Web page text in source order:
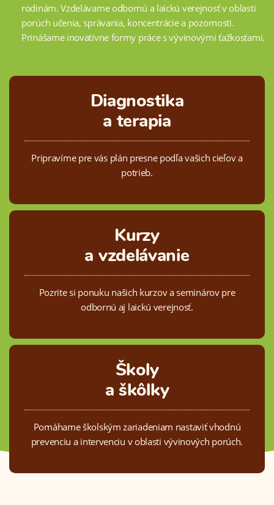
rodinám. Vzdelávame odbornú a laickú verejnosť v oblasti
porúch učenia, správania, koncentrácie a pozornosti.
Prinášame inovatívne formy práce s vývinovými ťažkosťami.
Diagnostika
a terapia
Pripravíme pre vás plán presne podľa vašich cieľov a
potrieb.
Kurzy
a vzdelávanie
Pozrite si ponuku našich kurzov a seminárov pre
odbornú aj laickú verejnosť.
Školy
a škôlky
Pomáhame školským zariadeniam nastaviť vhodnú
prevenciu a intervenciu v oblasti vývinových porúch.